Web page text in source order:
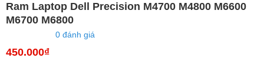
Ram Laptop Dell Precision M4700 M4800 M6600
M6700 M6800
0 đánh giá
450.000₫